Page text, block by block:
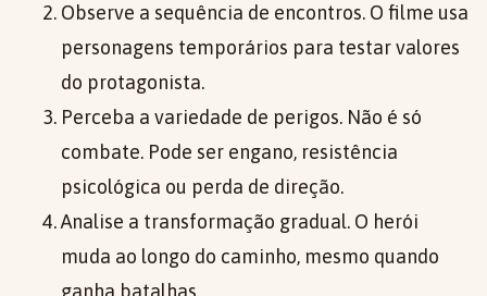
Observe a sequência de encontros. O filme usa
personagens temporários para testar valores
do protagonista.
Perceba a variedade de perigos. Não é só
combate. Pode ser engano, resistência
psicológica ou perda de direção.
Analise a transformação gradual. O herói
muda ao longo do caminho, mesmo quando
ganha batalhas.